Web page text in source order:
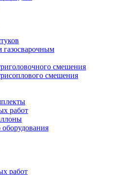
газосварочным
смешения
смешения
работ
работ